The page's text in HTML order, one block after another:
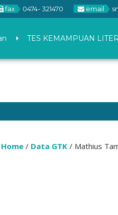
fax 0474- 321470 email
TES KEMAMPUAN
2
Home / Data GTK / Mathius